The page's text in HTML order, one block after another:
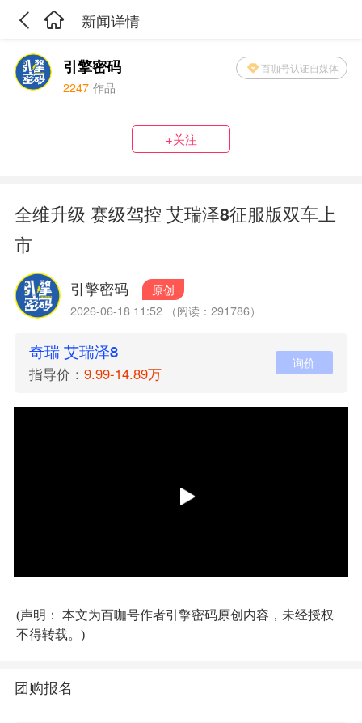
新闻详情
引擎密码 百咖号认证自媒体
2247 作品
+关注
全维升级 赛级驾控 艾瑞泽8征服版双车上
市
引擎密码
原创
2026-06-18 11:52 （阅读：291786）
奇瑞 艾瑞泽8
指导价： 9.99-14.89万
询价
(声明： 本文为百咖号作者引擎密码原创内容，未经授权
不得转载。)
团购报名